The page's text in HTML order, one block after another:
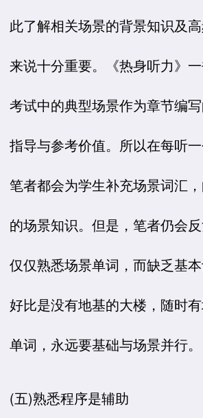
此了解相关场景的背景知识及
来说十分重要。《热身听力》
考试中的典型场景作为章节编
指导与参考价值。所以在每听一
笔者都会为学生补充场景词汇
的场景知识。但是，笔者仍会
仅仅熟悉场景单词，而缺乏基
好比是没有地基的大楼，随时
单词，永远要基础与场景并行。
(五)熟悉程序是辅助